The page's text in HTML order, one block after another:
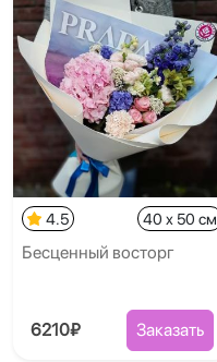
4.5 40 x 50 см
Бесценный восторг
6210₽ Заказать